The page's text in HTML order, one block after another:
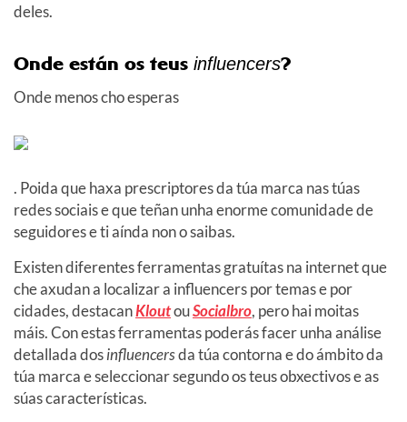
deles.
Onde están os teus influencers?
Onde menos cho esperas
. Poida que haxa prescriptores da túa marca nas túas
redes sociais e que teñan unha enorme comunidade de
seguidores e ti aínda non o saibas.
Existen diferentes ferramentas gratuítas na internet que
che axudan a localizar a influencers por temas e por
cidades, destacanKloutouSocialbro, pero hai moitas
máis. Con estas ferramentas poderás facer unha análise
detallada dosinfluencersda túa contorna e do ámbito da
túa marca e seleccionar segundo os teus obxectivos e as
súas características.